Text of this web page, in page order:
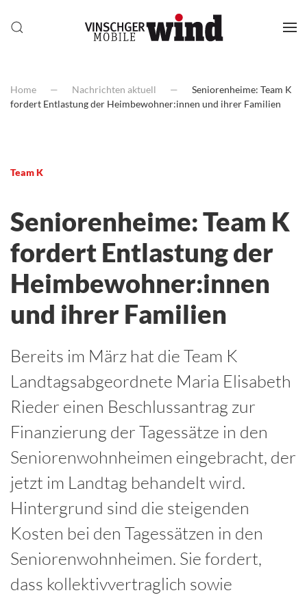
Home Nachrichten aktuell
Seniorenheime: Team K
fordert Entlastung der Heimbewohner:innen und ihrer Familien
Team K
Seniorenheime: Team K
fordert Entlastung der
Heimbewohner:innen
und ihrer Familien
Bereits im März hat die Team K
Landtagsabgeordnete Maria Elisabeth
Rieder einen Beschlussantrag zur
Finanzierung der Tagessätze in den
Seniorenwohnheimen eingebracht, der
jetzt im Landtag behandelt wird.
Hintergrund sind die steigenden
Kosten bei den Tagessätzen in den
Seniorenwohnheimen. Sie fordert,
dass kollektivvertraglich sowie